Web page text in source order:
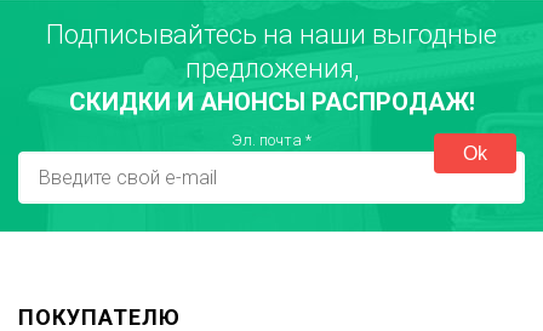
Подписывайтесь на наши выгодные
предложения,
СКИДКИ И АНОНСЫ РАСПРОДАЖ!
Эл. почта *
ПОКУПАТЕЛЮ